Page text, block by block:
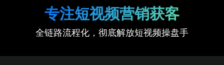
专注短视频营销获客
全链路流程化，彻底解放短视频操盘手